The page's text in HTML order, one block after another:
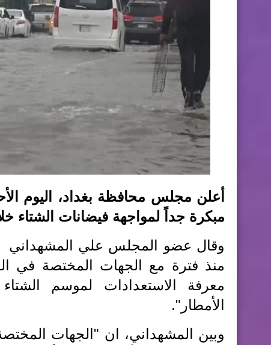
مبكرة جداً لمواجهة فيضانات الشتاء
وقال عضو المجلس علي
منذ فترة مع الجهات المختصة في
معرفة الاستعدادات لموسم
الأمطار".
وبين المشهداني، ان "الجهات